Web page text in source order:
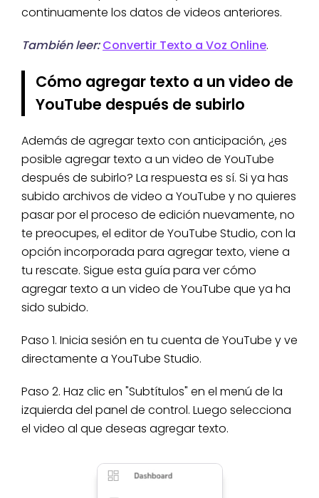
continuamente los datos de videos anteriores.
También leer: Convertir Texto a Voz Online.
Cómo agregar texto a un video de
YouTube después de subirlo
Además de agregar texto con anticipación, ¿es
posible agregar texto a un video de YouTube
después de subirlo? La respuesta es sí. Si ya has
subido archivos de video a YouTube y no quieres
pasar por el proceso de edición nuevamente, no
te preocupes, el editor de YouTube Studio, con la
opción incorporada para agregar texto, viene a
tu rescate. Sigue esta guía para ver cómo
agregar texto a un video de YouTube que ya ha
sido subido.
Paso 1. Inicia sesión en tu cuenta de YouTube y ve
directamente a YouTube Studio.
Paso 2. Haz clic en "Subtítulos" en el menú de la
izquierda del panel de control. Luego selecciona
el video al que deseas agregar texto.